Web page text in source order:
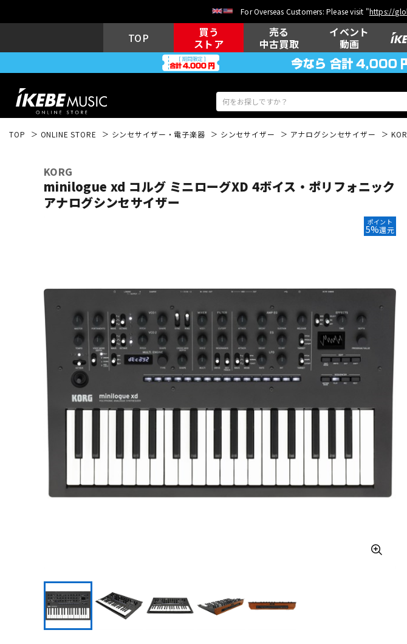
For Overseas Customers: Please visit "https://
TOP
買う
ストア
売る
中古買取
イベント
動画
中古 ヴィンテージ
TOP ONLINE STORE シンセサイザー・電子楽器 シンセサイザー アナログシンセサイザー
KORG
minilogue xd コルグ ミニローグXD 4ボイス・ポリフォニック
アナログシンセサイザー
ポイント
5%還元